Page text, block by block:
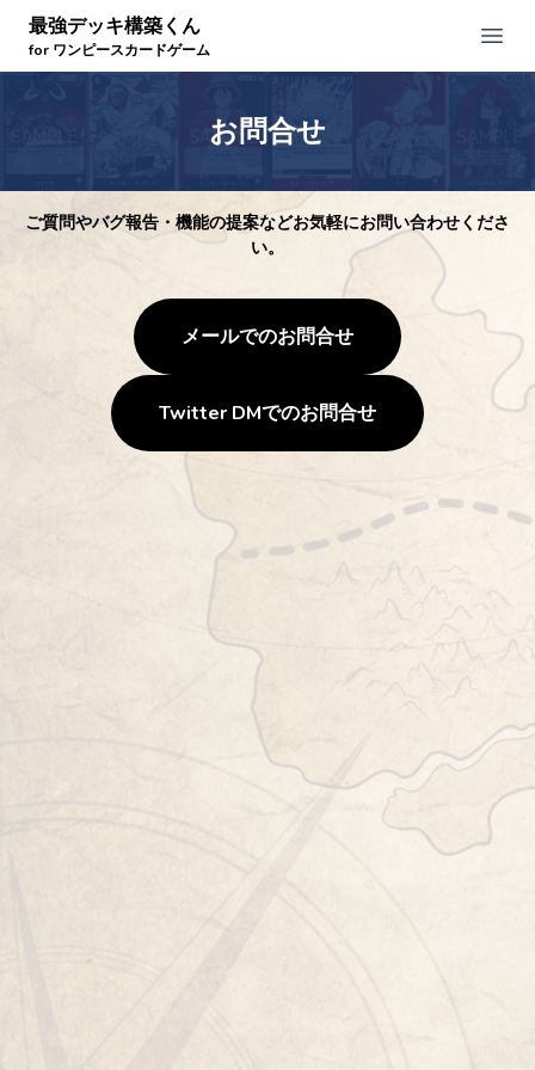
最強デッキ構築くん
for ワンピースカードゲーム
お問合せ
ご質問やバグ報告・機能の提案などお気軽にお問い合わせくださ
い。
メールでのお問合せ
Twitter DMでのお問合せ